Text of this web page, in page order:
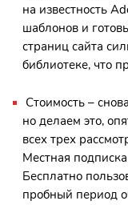
на известность
шаблонов и
страниц сайта
библиотеке, что
Стоимость –
но делаем это,
всех трех
Местная
Бесплатно
пробный период